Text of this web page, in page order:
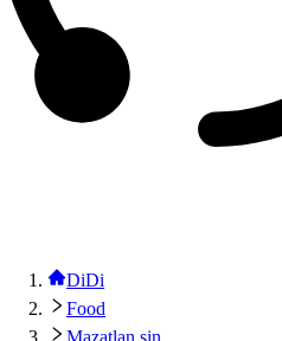
DiDi
Food
Mazatlan sin